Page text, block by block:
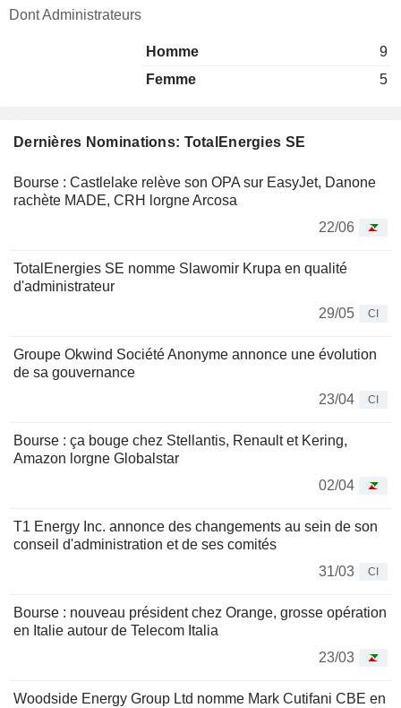
Dernières Nominations: TotalEnergies SE
Bourse : Castlelake relève son OPA sur EasyJet, Danone
rachète MADE, CRH lorgne Arcosa
22/06
TotalEnergies SE nomme Slawomir Krupa en qualité
d'administrateur
29/05
CI
Groupe Okwind Société Anonyme annonce une évolution
de sa gouvernance
23/04
CI
Bourse : ça bouge chez Stellantis, Renault et Kering,
Amazon lorgne Globalstar
02/04
T1 Energy Inc. annonce des changements au sein de son
conseil d'administration et de ses comités
31/03
CI
Bourse : nouveau président chez Orange, grosse opération
en Italie autour de Telecom Italia
23/03
Woodside Energy Group Ltd nomme Mark Cutifani CBE en
Dont Administrateurs
Homme
9
Femme
5